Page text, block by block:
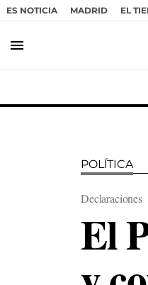
ES NOTICIA MADRID EL
menu
POLÍTICA
Declaraciones
El